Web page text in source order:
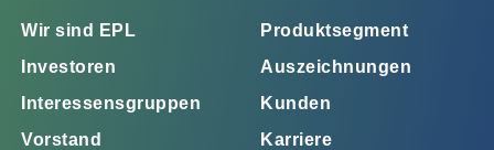
Wir sind EPL
Investoren
Interessensgruppen
Vorstand
Produktsegment
Auszeichnungen
Kunden
Karriere